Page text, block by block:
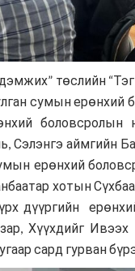
төслийн
сумын
боловсролын
Сэлэнгэ аймгийн
ерөнхий
хотын
дүүргийн
Хүүхдийг Ивээх
сард гурван